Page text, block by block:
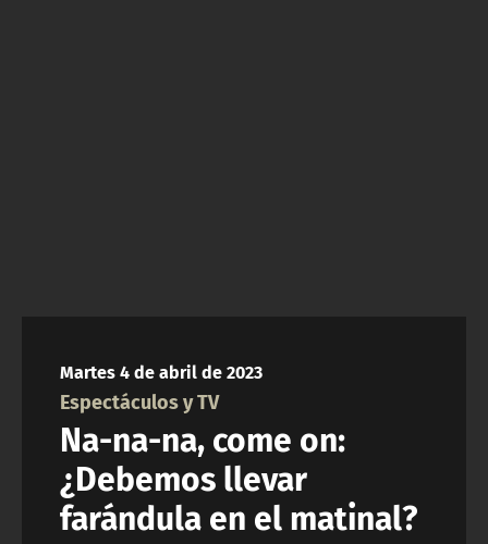
Martes 4 de abril de 2023
Espectáculos y TV
Na-na-na, come on:
¿Debemos llevar
farándula en el matinal?